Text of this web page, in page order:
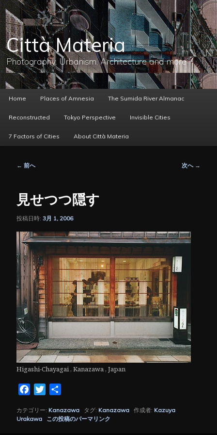
メ
イ
ン
コ
ン
テ
ン
へ
移
動
Città Materia
Photography, Urbanism, Architecture and more
ー
Home Places of Amnesia The Sumida River Almanac
Reconstructed Tokyo Perspective Invisible Cities
7 Factors of Cities About Città Materia
ビ
ゲ
シ
ン
← 前へ 次へ →
見せつつ隠す
投稿日時:3月 1, 2006
Higashi-Chayagai , Kanazawa , Japan
FacebookTwitter
カテゴリー: Kanazawa タグ: Kanazawa 作成者: Kazuya
Urakawa
この投稿のパーマリンク